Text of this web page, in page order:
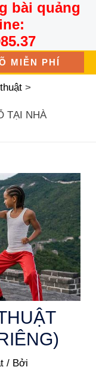
bài quảng
MIỄN PHÍ
TẠI NHÀ
/ Bởi